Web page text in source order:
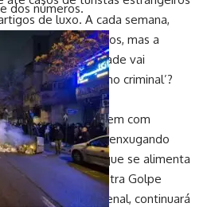
de luxo. A cada semana,
a lista de capturados, mas a
quando a impunidade vai
palco de ‘turismo criminal’?
moradores convivem com
Polícia Civil segue enxugando
onda de crimes que se alimenta
A Operação Contra Golpe
uma reforma penal, continuará
dos números.